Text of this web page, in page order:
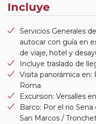
Incluye
Servicios Generales
autocar con guía en
de viaje, hotel y
Incluye traslado de
Visita panorámica en:
Roma
Excursion: Versalles
Barco: Por el rio
San Marcos /